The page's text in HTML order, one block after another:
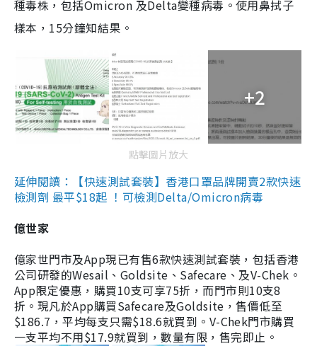
種毒株，包括Omicron 及Delta變種病毒。使用鼻拭子
樣本，15分鐘知結果。
+2
點擊圖片放大
延伸閱讀：【快速測試套裝】香港口罩品牌開賣2款快速
檢測劑 最平$18起 ！可檢測Delta/Omicron病毒
億世家
億家世門市及App現已有售6款快速測試套裝，包括香港
公司研發的Wesail、Goldsite、Safecare、及V-Chek。
App限定優惠，購買10支可享75折，而門市則10支8
折。現凡於App購買Safecare及Goldsite，售價低至
$186.7，平均每支只需$18.6就買到。V-Chek門市購買
一支平均不用$17.9就買到，數量有限，售完即止。